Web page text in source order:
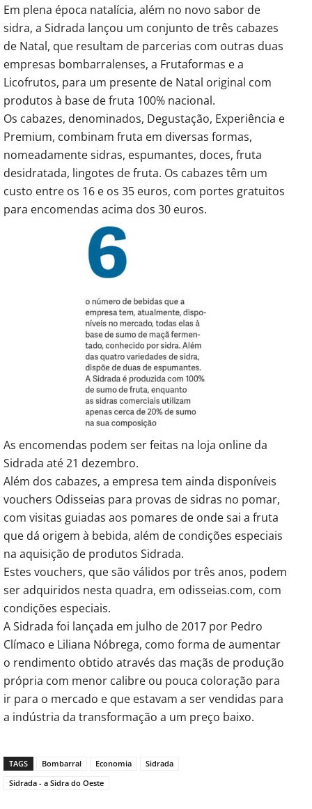
Em plena época natalícia, além no novo sabor de
sidra, a Sidrada lançou um conjunto de três cabazes
de Natal, que resultam de parcerias com outras duas
empresas bombarralenses, a Frutaformas e a
Licofrutos, para um presente de Natal original com
produtos à base de fruta 100% nacional.
Os cabazes, denominados, Degustação, Experiência e
Premium, combinam fruta em diversas formas,
nomeadamente sidras, espumantes, doces, fruta
desidratada, lingotes de fruta. Os cabazes têm um
custo entre os 16 e os 35 euros, com portes gratuitos
para encomendas acima dos 30 euros.
As encomendas podem ser feitas na loja online da
Sidrada até 21 dezembro.
Além dos cabazes, a empresa tem ainda disponíveis
vouchers Odisseias para provas de sidras no pomar,
com visitas guiadas aos pomares de onde sai a fruta
que dá origem à bebida, além de condições especiais
na aquisição de produtos Sidrada.
Estes vouchers, que são válidos por três anos, podem
ser adquiridos nesta quadra, em odisseias.com, com
condições especiais.
A Sidrada foi lançada em julho de 2017 por Pedro
Clímaco e Liliana Nóbrega, como forma de aumentar
o rendimento obtido através das maçãs de produção
própria com menor calibre ou pouca coloração para
ir para o mercado e que estavam a ser vendidas para
a indústria da transformação a um preço baixo.
TAGS Bombarral Economia
Sidrada
Sidrada - a Sidra do Oeste